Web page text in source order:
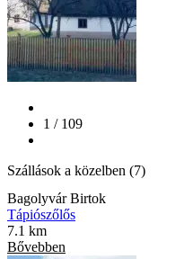
1 / 109
Szállások a közelben (7)
Bagolyvár Birtok
Tápiószőlős
7.1 km
Bővebben